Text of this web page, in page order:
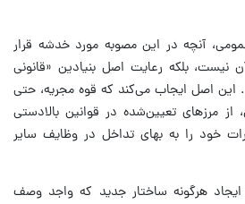
آنچه در این مصوبه مورد خدشه قرار
نیست، بلکه رعایت اصل بنیادین «قانونی
این اصل ایجاب می‌کند که قوه مجریه، حتی
از مرزهای تعیین‌شده در قوانین بالادستی
خود را به بهای تداخل در وظایف سایر
هرگونه ساختار جدید که واجد وصف